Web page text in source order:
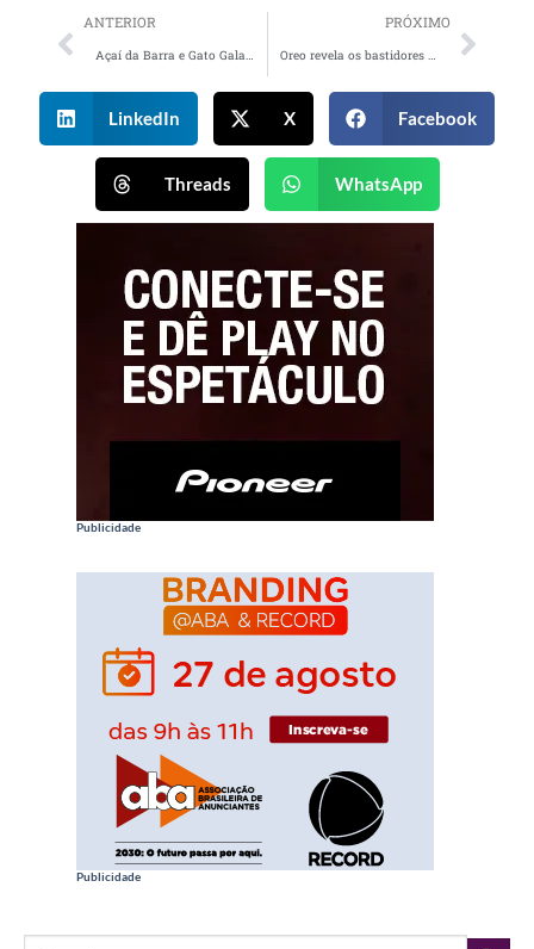
ANTERIOR PRÓXIMO
LinkedIn X Facebook
Threads WhatsApp
Publicidade
Publicidade